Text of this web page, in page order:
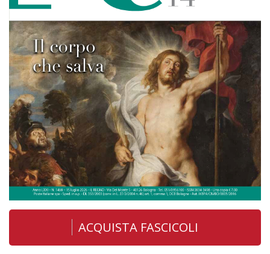
ACQUISTA FASCICOLI